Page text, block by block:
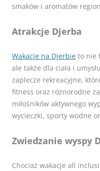
smaków i aromatów
Atrakcje Djerba
Wakacje na Djerbie to nie
ale także dla ciała i
zaplecze rekreacyjne,
fitness oraz różnorodne
miłośników aktywnego
wycieczki, sporty wodne
Zwiedzanie wyspy
Chociaż wakacje all